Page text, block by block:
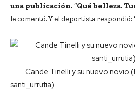
una publicación. “Qué belleza.
le comentó. Y el deportista respondió:
Cande Tinelli y su nuevo novio
santi_urrutia)